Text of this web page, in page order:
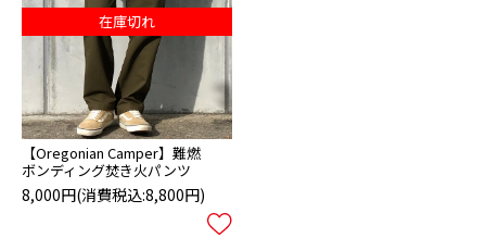
【Oregonian Camper】難燃
ボンディング焚き火パンツ
在庫切れ
8,000円(消費税込:8,800円)